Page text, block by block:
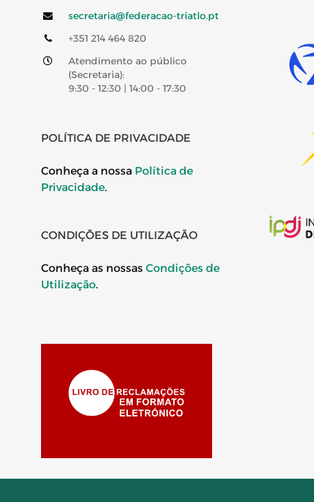
secretaria@federacao-triatlo.pt
+351 214 464 820
Atendimento ao público
(Secretaria):
9:30 - 12:30 | 14:00 - 17:30
POLÍTICA DE PRIVACIDADE
Conheça a nossa Política de
Privacidade.
CONDIÇÕES DE UTILIZAÇÃO
Conheça as nossas Condições de
Utilização.